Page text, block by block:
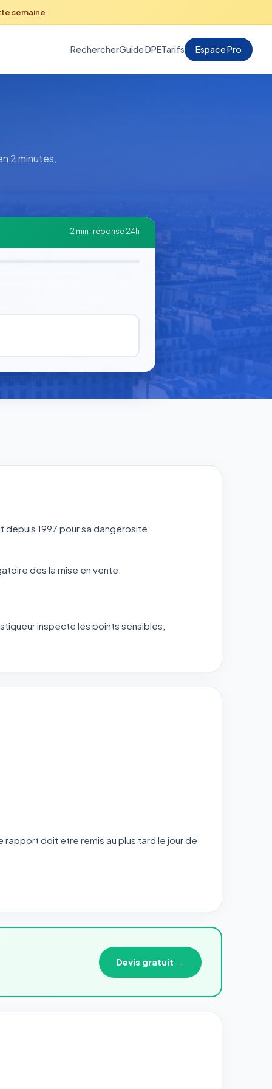
semaine
RechercherGuide DPETarifs Espace Pro
2 minutes,
2 min · réponse 24h
1997 pour sa dangerosite
des la mise en vente.
inspecte les points sensibles,
rapport doit etre remis au plus tard le jour de
Devis gratuit →